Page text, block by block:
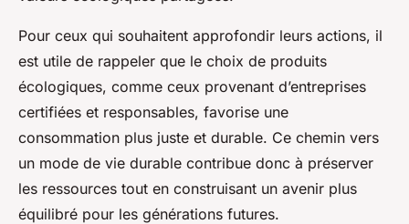
Pour ceux qui souhaitent approfondir leurs actions, il
est utile de rappeler que le choix de produits
écologiques, comme ceux provenant d’entreprises
certifiées et responsables, favorise une
consommation plus juste et durable. Ce chemin vers
un mode de vie durable contribue donc à préserver
les ressources tout en construisant un avenir plus
équilibré pour les générations futures.